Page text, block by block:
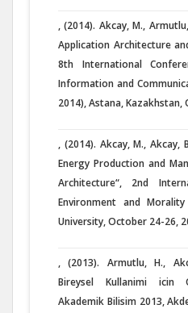
, (2014). Akcay, M.,
Application Architecture
8th International
Information and
2014), Astana, Kazakhstan,
, (2014). Akcay, M., Akcay,
Energy Production and
Architecture“, 2nd
Environment and Morality
University, October 24-26,
, (2013). Armutlu, H.,
Bireysel Kullanimi icin
Akademik Bilisim 2013,